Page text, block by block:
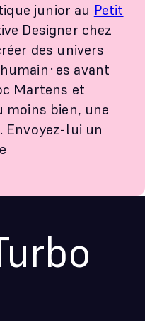
junior au Petit
Designer chez
des univers
avant
Martens et
moins bien, une
Envoyez-lui un